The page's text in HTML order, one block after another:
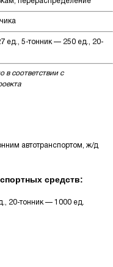
ед., 5-тонник — 250 ед., 20-
в соответствии с
автотранспортом, ж/д
средств:
20-тонник — 1000 ед.